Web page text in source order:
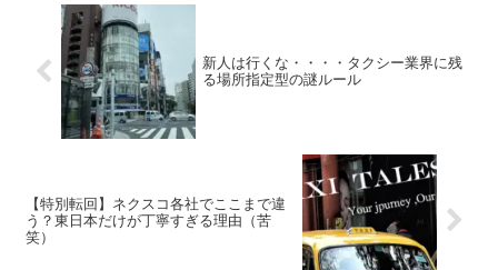
新人は行くな・・・・タクシー業界に残
る場所指定型の謎ルール
【特別転回】ネクスコ各社でここまで違
う？東日本だけが丁寧すぎる理由（苦
笑）